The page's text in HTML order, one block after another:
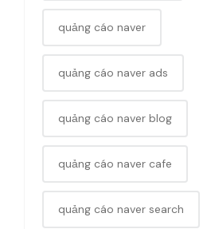
quảng cáo naver
quảng cáo naver ads
quảng cáo naver blog
quảng cáo naver cafe
quảng cáo naver search